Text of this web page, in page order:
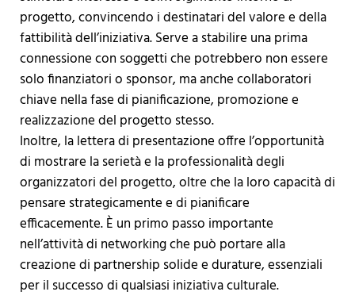
progetto, convincendo i destinatari del valore e della
fattibilità dell’iniziativa. Serve a stabilire una prima
connessione con soggetti che potrebbero non essere
solo finanziatori o sponsor, ma anche collaboratori
chiave nella fase di pianificazione, promozione e
realizzazione del progetto stesso.
Inoltre, la lettera di presentazione offre l’opportunità
di mostrare la serietà e la professionalità degli
organizzatori del progetto, oltre che la loro capacità di
pensare strategicamente e di pianificare
efficacemente. È un primo passo importante
nell’attività di networking che può portare alla
creazione di partnership solide e durature, essenziali
per il successo di qualsiasi iniziativa culturale.